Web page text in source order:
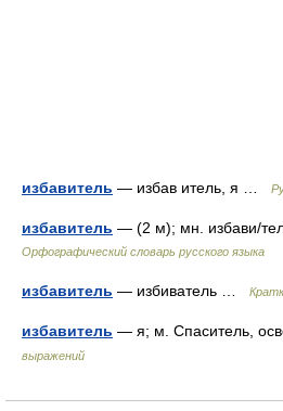
избавитель — избав итель, я …
избавитель — (2 м); мн. избави/
Орфографический словарь русского языка
избавитель — избиватель …
избавитель — я; м. Спаситель,
выражений